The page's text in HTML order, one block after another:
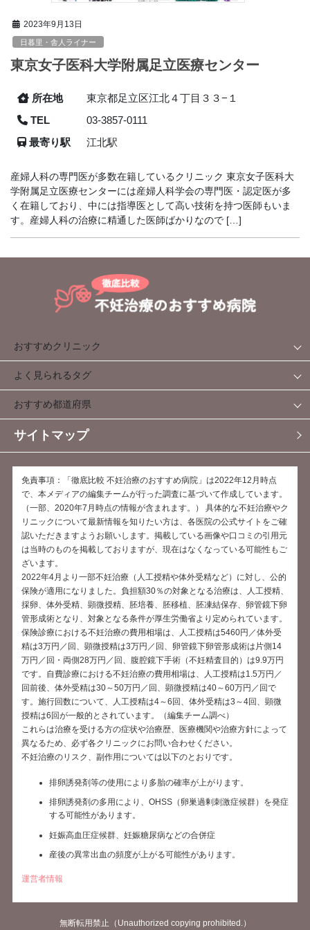
2023年9月13日
日暮里・舎人ライナー
東京女子医科大学附属足立医療センター
所在地
東京都足立区江北４丁目３３−１
TEL
03-3857-0111
最寄り駅
江北駅
産婦人科の専門医が多数在籍しているクリニック 東京女子医科大
学附属足立医療センターには産婦人科学会の専門医・認定医が多
く在籍しており、中には指導医として高い技術を持つ医師もいま
す。産婦人科の治療に精通した医師ばかりなので […]
おすすめクリニック
よく見られるタグ
おすすめ都道府県
サイトマップ
免責事項：「徹底比較 不妊治療のおすすめ病院」は2022年12月時点
で、本メディアの編集チームが行った調査に基づいて作成しています。
（一部、2020年7月時点の情報が含まれます。） 具体的な不妊治療やク
リニックについて最新情報を知りたい方は、各医院の公式サイトをご確
認いただきますようお願いします。掲載している画像や口コミの引用元
は当時のものを掲載しておりますが、現在はなくなっている可能性もご
ざいます。
2022年4月より一部不妊治療（人工授精や体外受精など）に対し、公的
保険が適用になりました。負担額30％の対象となる治療は、人工授精、
採卵、体外受精、顕微授精、胚培養、胚移植、胚凍結保存、卵管鏡下卵
管形成術となり、対象となる条件が厚生労働省より定められています。
保険診療における不妊治療の費用相場は、人工授精は5460円／体外受
精は3万円／回、顕微授精は3万円／回、卵管鏡下卵管形成術は片側14
万円／回・両側28万円／回、腹腔鏡下手術（不妊精査目的）は9.9万円
です。自費診療における不妊治療の費用相場は、人工授精は1.5万円／
回前後、体外受精は30～50万円／回、顕微授精は40～60万円／回で
す。施行回数について、人工授精は4～6回、体外受精は3～4回、顕微
授精は6回が一般的とされています。（編集チーム調べ）
これらは治療を受ける方の症状や治療歴、医療機関や治療方針によって
異なるため、必ず各クリニックにお問い合わせください。
不妊治療のリスク、副作用については以下のとおりです。
排卵誘発剤等の使用により多胎の確率が上がります。
排卵誘発剤の多用により、OHSS（卵巣過剰刺激症候群）を発症
する可能性があります。
妊娠高血圧症候群、妊娠糖尿病などの合併症
産後の異常出血の頻度が上がる可能性があります。
運営者情報
無断転用禁止（Unauthorized copying prohibited.）